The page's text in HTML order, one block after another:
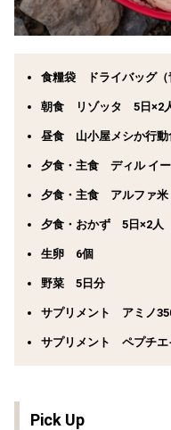
食糧袋 ドライバッグ（
朝食 リゾッタ 5日×2
昼食 山小屋メシか行
夕食・主食 ディル イ
夕食・主食 アルファ米
夕食・おかず 5日×2人
生卵 6個
野菜 5日分
サプリメント アミノ
サプリメント ペプチエ
Pick Up